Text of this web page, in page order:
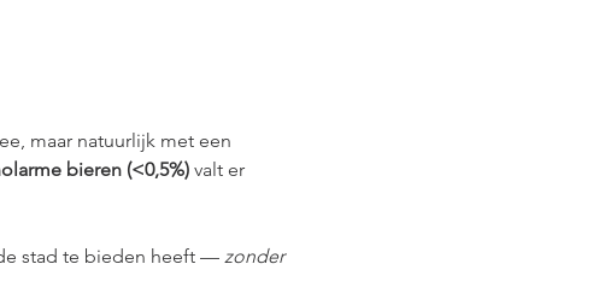
maar natuurlijk met een
bieren (<0,5%) valt er
stad te bieden heeft — zonder